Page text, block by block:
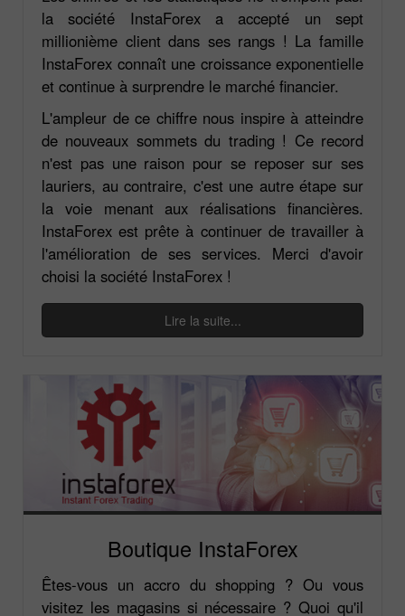
la société InstaForex a accepté un sept
millionième client dans ses rangs ! La famille
InstaForex connaît une croissance exponentielle
et continue à surprendre le marché financier.
L'ampleur de ce chiffre nous inspire à atteindre
de nouveaux sommets du trading ! Ce record
n'est pas une raison pour se reposer sur ses
lauriers, au contraire, c'est une autre étape sur
la voie menant aux réalisations financières.
InstaForex est prête à continuer de travailler à
l'amélioration de ses services. Merci d'avoir
choisi la société InstaForex !
Lire la suite...
Boutique InstaForex
Êtes-vous un accro du shopping ? Ou vous
visitez les magasins si nécessaire ? Quoi qu'il